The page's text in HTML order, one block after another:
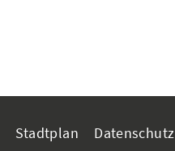
Stadtplan Datenschutz